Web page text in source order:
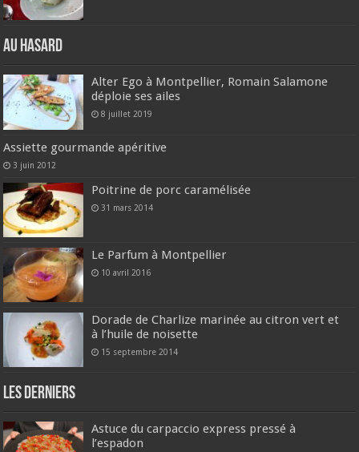
Au hasard
Alter Ego à Montpellier, Romain Salamone
déploie ses ailes
8 juillet 2019
Assiette gourmande apéritive
3 juin 2012
Poitrine de porc caramélisée
31 mars 2014
Le Parfum à Montpellier
10 avril 2016
Dorade de Charlize marinée au citron vert et
à l’huile de noisette
15 septembre 2014
Les derniers
Astuce du carpaccio express pressé à
l’espadon